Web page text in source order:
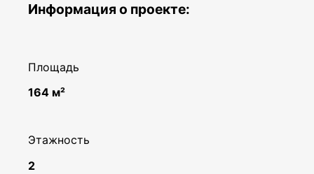
Информация о проекте:
Площадь
164 м²
Этажность
2